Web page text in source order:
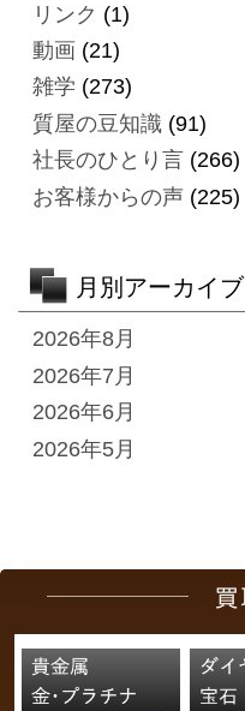
リンク (1)
動画(21)
雑学 (273)
質屋の豆知識(91)
社長のひとり言(266)
お客様からの声(225)
月別アーカイブ
2026年8月
2026年7月
2026年6月
2026年5月